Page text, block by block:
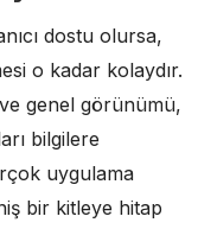
dostu olursa,
o kadar kolaydır.
genel görünümü,
bilgilere
uygulama
bir kitleye hitap